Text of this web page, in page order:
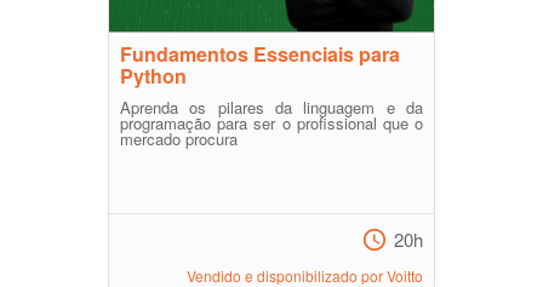
Fundamentos Essenciais para
Python
Aprenda os pilares da linguagem e da
programação para ser o profissional que o
mercado procura
20h
Vendido e disponibilizado por Voitto